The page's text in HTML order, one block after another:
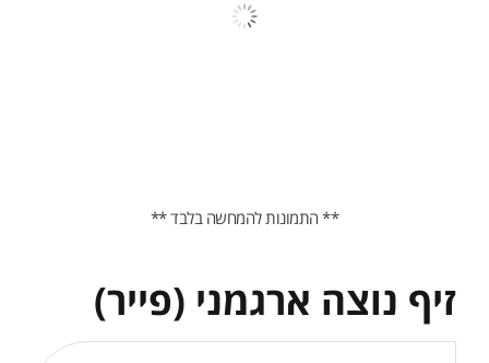
זיף נוצה ארגמני (פייר)
** התמונות להמחשה בלבד **